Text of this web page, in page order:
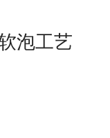
泡工艺